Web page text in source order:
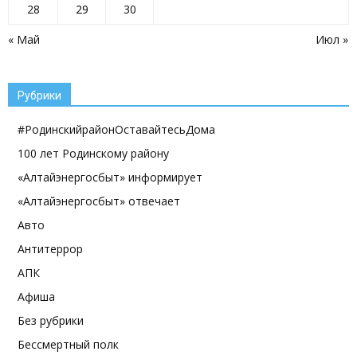
« Май Июл »
28
29 30
Рубрики
#РодинскийрайонОставайтесьДома
100 лет Родинскому району
«Алтайэнергосбыт» информирует
«Алтайэнергосбыт» отвечает
Авто
Антитеррор
АПК
Афиша
Без рубрики
Бессмертный полк